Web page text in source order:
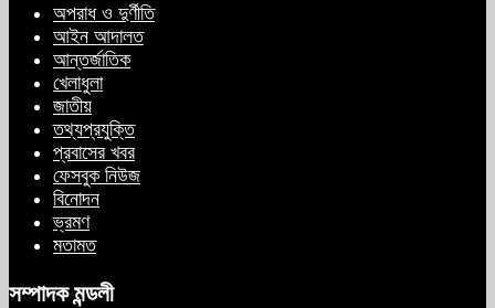
অপরাধ ও দুর্ণীতি
আইন আদালত
আন্তর্জাতিক
খেলাধুলা
জাতীয়
তথ্যপ্রযুক্তি
প্রবাসের খবর
ফেসবুক নিউজ
বিনোদন
ভ্রমণ
মতামত
সম্পাদক মন্ডলী